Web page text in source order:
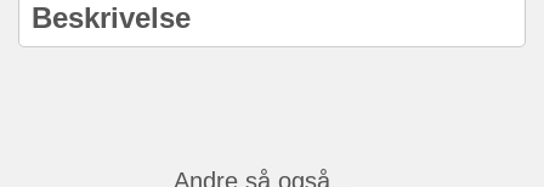
Beskrivelse
Andre så også...